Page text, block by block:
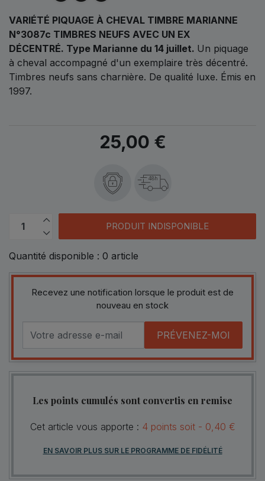
VARIÉTÉ PIQUAGE À CHEVAL TIMBRE MARIANNE
N°3087c TIMBRES NEUFS AVEC UN EX
DÉCENTRÉ. Type Marianne du 14 juillet. Un piquage
à cheval accompagné d'un exemplaire très décentré.
Timbres neufs sans charnière. De qualité luxe. Émis en
1997.
25,00 €
48h
PRODUIT INDISPONIBLE
Quantité disponible : 0 article
Recevez une notification lorsque le produit est de
nouveau en stock
PRÉVENEZ-MOI
Les points cumulés sont convertis en remise
Cet article vous apporte : 4 points soit - 0,40 €
EN SAVOIR PLUS SUR LE PROGRAMME DE FIDÉLITÉ